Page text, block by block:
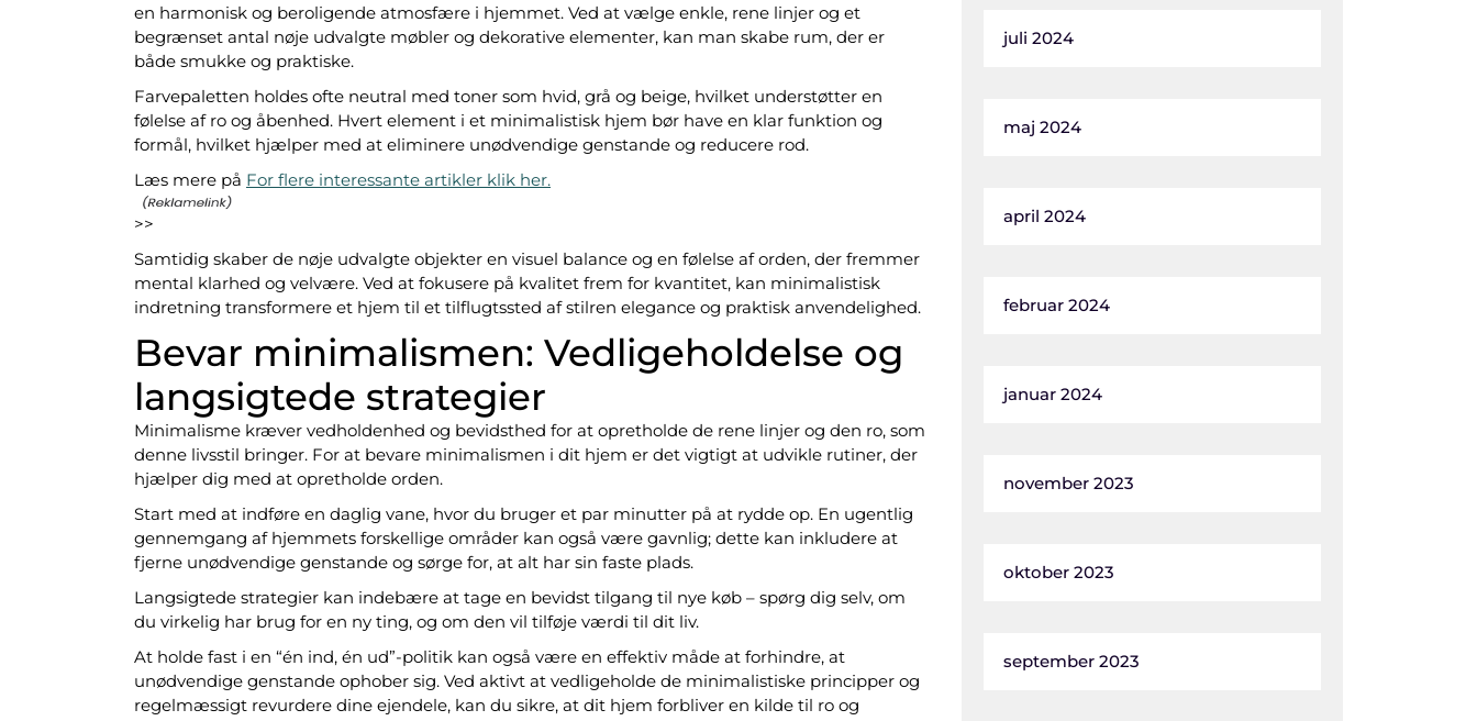
en harmonisk og beroligende atmosfære i hjemmet. Ved at vælge enkle, rene linjer og et
begrænset antal nøje udvalgte møbler og dekorative elementer, kan man skabe rum, der er
både smukke og praktiske.
Farvepaletten holdes ofte neutral med toner som hvid, grå og beige, hvilket understøtter en
følelse af ro og åbenhed. Hvert element i et minimalistisk hjem bør have en klar funktion og
formål, hvilket hjælper med at eliminere unødvendige genstande og reducere rod.
Læs mere på For flere interessante artikler klik her.
>>
Samtidig skaber de nøje udvalgte objekter en visuel balance og en følelse af orden, der fremmer
mental klarhed og velvære. Ved at fokusere på kvalitet frem for kvantitet, kan minimalistisk
indretning transformere et hjem til et tilflugtssted af stilren elegance og praktisk anvendelighed.
Bevar minimalismen: Vedligeholdelse og
langsigtede strategier
Minimalisme kræver vedholdenhed og bevidsthed for at opretholde de rene linjer og den ro, som
denne livsstil bringer. For at bevare minimalismen i dit hjem er det vigtigt at udvikle rutiner, der
hjælper dig med at opretholde orden.
Start med at indføre en daglig vane, hvor du bruger et par minutter på at rydde op. En ugentlig
gennemgang af hjemmets forskellige områder kan også være gavnlig; dette kan inkludere at
fjerne unødvendige genstande og sørge for, at alt har sin faste plads.
Langsigtede strategier kan indebære at tage en bevidst tilgang til nye køb – spørg dig selv, om
du virkelig har brug for en ny ting, og om den vil tilføje værdi til dit liv.
At holde fast i en “én ind, én ud”-politik kan også være en effektiv måde at forhindre, at
unødvendige genstande ophober sig. Ved aktivt at vedligeholde de minimalistiske principper og
regelmæssigt revurdere dine ejendele, kan du sikre, at dit hjem forbliver en kilde til ro og
juli 2024
maj 2024
april 2024
februar 2024
januar 2024
november 2023
oktober 2023
september 2023